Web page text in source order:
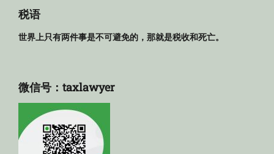
库
税语
世界上只有两件事是不可避免的，那就是税收和死亡。
微信号：taxlawyer